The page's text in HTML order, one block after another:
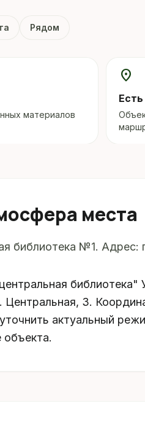
Рядом
материалов
location_on
места
библиотека №1.
3.
актуальный
объекта.